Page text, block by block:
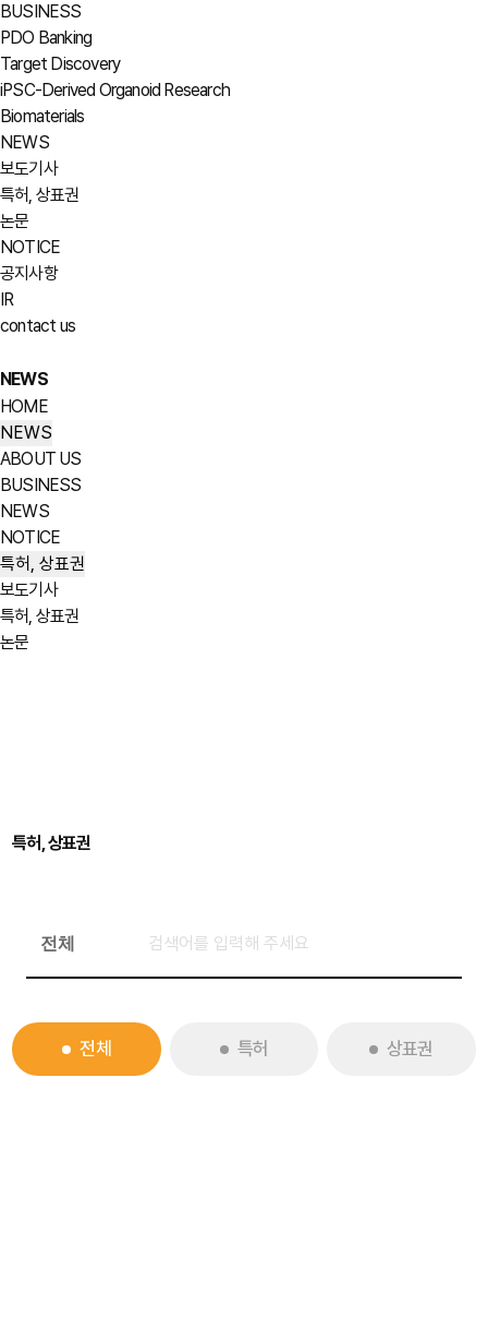
BUSINESS
PDO Banking
Target Discovery
iPSC-Derived Organoid Research
Biomaterials
NEWS
보도기사
특허, 상표권
논문
NOTICE
공지사항
IR
contact us
NEWS
HOME
NEWS
ABOUT US
BUSINESS
NEWS
NOTICE
특허, 상표권
보도기사
특허, 상표권
논문
특허, 상표권
전체 특허 상표권